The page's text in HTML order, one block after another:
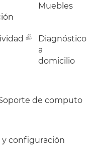
Muebles
Diagnóstico
a
domicilio
de computo
y configuración